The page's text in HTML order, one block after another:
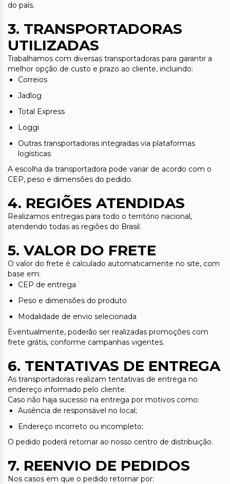
do país.
3. TRANSPORTADORAS
UTILIZADAS
Trabalhamos com diversas transportadoras para garantir a
melhor opção de custo e prazo ao cliente, incluindo:
Correios
Jadlog
Total Express
Loggi
Outras transportadoras integradas via plataformas
logísticas
A escolha da transportadora pode variar de acordo com o
CEP, peso e dimensões do pedido.
4. REGIÕES ATENDIDAS
Realizamos entregas para todo o território nacional,
atendendo todas as regiões do Brasil.
5. VALOR DO FRETE
O valor do frete é calculado automaticamente no site, com
base em:
CEP de entrega
Peso e dimensões do produto
Modalidade de envio selecionada
Eventualmente, poderão ser realizadas promoções com
frete grátis, conforme campanhas vigentes.
6. TENTATIVAS DE ENTREGA
As transportadoras realizam tentativas de entrega no
endereço informado pelo cliente.
Caso não haja sucesso na entrega por motivos como:
Ausência de responsável no local;
Endereço incorreto ou incompleto;
O pedido poderá retornar ao nosso centro de distribuição.
7. REENVIO DE PEDIDOS
Nos casos em que o pedido retornar por: